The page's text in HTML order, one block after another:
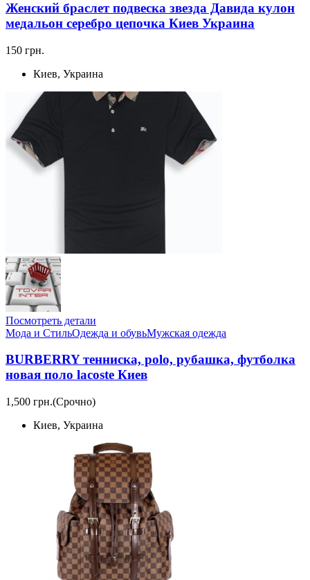
Женский браслет подвеска звезда Давида кулон
медальон серебро цепочка Киев Украина
150 грн.
Киев, Украина
Посмотреть детали
Мода и СтильОдежда и обувьМужская одежда
BURBERRY тенниска, polo, рубашка, футболка
новая поло lacoste Киев
1,500 грн.(Срочно)
Киев, Украина